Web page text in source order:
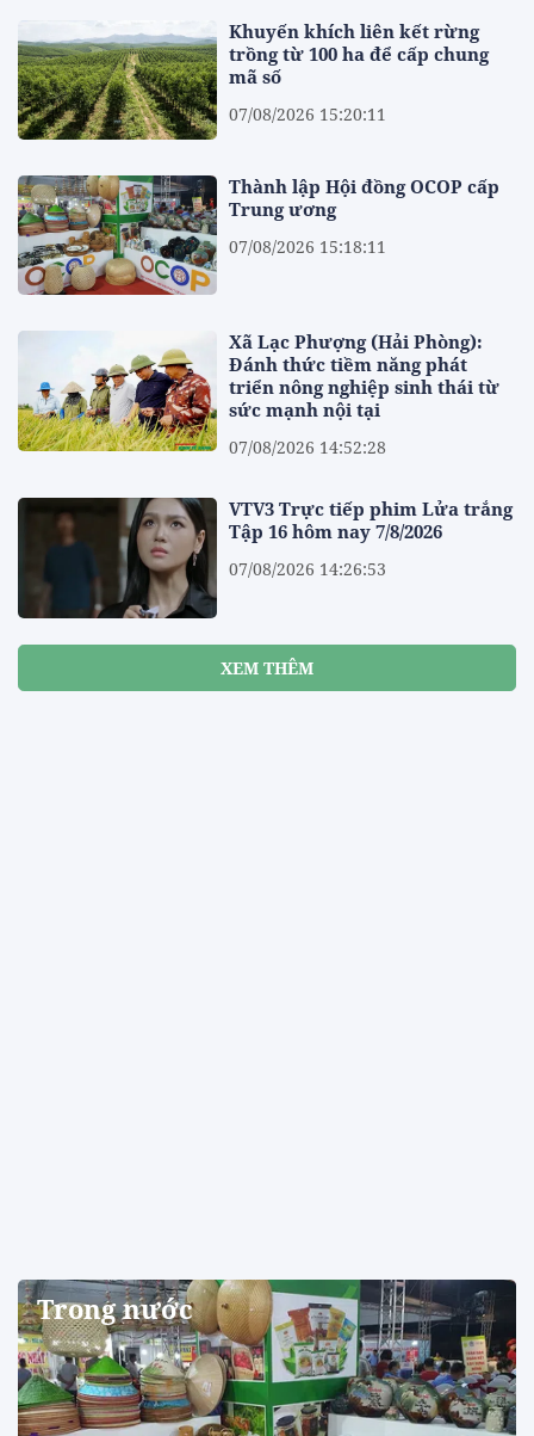
Khuyến khích liên kết rừng
trồng từ 100 ha để cấp chung
mã số
07/08/2026 15:20:11
Thành lập Hội đồng OCOP cấp
Trung ương
07/08/2026 15:18:11
Xã Lạc Phượng (Hải Phòng):
Đánh thức tiềm năng phát
triển nông nghiệp sinh thái từ
sức mạnh nội tại
07/08/2026 14:52:28
VTV3 Trực tiếp phim Lửa trắng
Tập 16 hôm nay 7/8/2026
07/08/2026 14:26:53
XEM THÊM
Trong nước